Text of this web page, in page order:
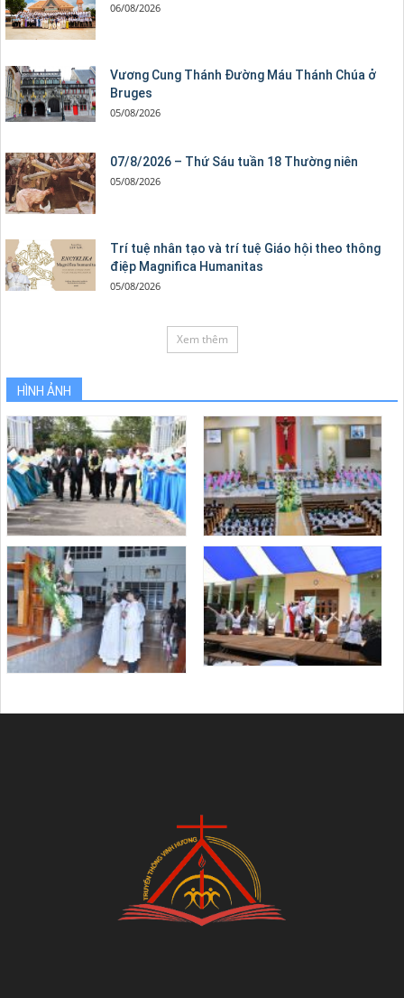
06/08/2026
Vương Cung Thánh Ðường Máu Thánh Chúa ở
Bruges
05/08/2026
07/8/2026 – Thứ Sáu tuần 18 Thường niên
05/08/2026
Trí tuệ nhân tạo và trí tuệ Giáo hội theo thông
điệp Magnifica Humanitas
05/08/2026
Xem thêm
HÌNH ẢNH